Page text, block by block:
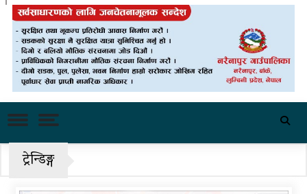
राष्ट्रिय भेलाका लागि काँग्रेस संस्थापन
इतरको ५५१ सदस्यीय मूल आयोजक
समिति
चीनको दबाबपछि तिब्बत सम्मेलनमा
दलाई लामाका प्रतिनिधि नआउने
ट्रेन्डिङ्ग